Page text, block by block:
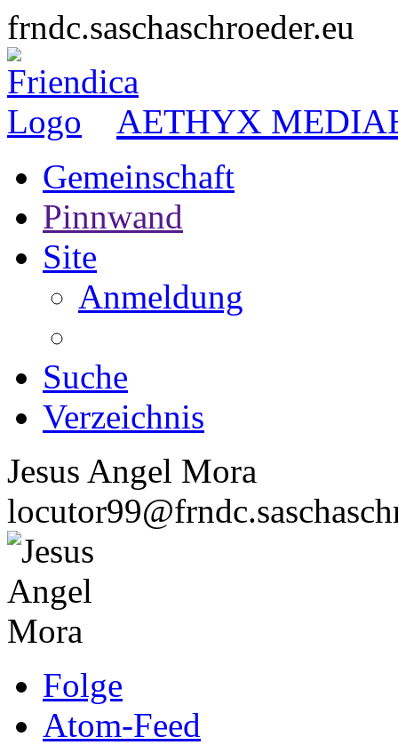
frndc.saschaschroeder.eu
AETHYX
Gemeinschaft
Pinnwand
Site
Anmeldung
Suche
Verzeichnis
Jesus Angel Mora
Folge
Atom-Feed